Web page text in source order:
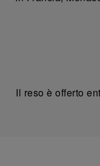
Il reso è offerto